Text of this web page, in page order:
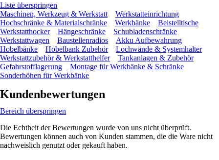
Liste überspringen
Maschinen, Werkzeug & Werkstatt
Werkstatteinrichtung
Hochschränke & Materialschränke
Werkbänke
Beistelltische
Werkstatthocker
Hängeschränke
Schubladenschränke
Werkstattwagen
Baustellenradios
Akku Aufbewahrung
Hobelbänke
Hobelbank Zubehör
Lochwände & Systemhalter
Werkstattzubehör & Werkstatthelfer
Tankanlagen & Zubehör
Gefahrstofflagerung
Montage für Werkbänke & Schränke
Sonderhöhen für Werkbänke
Kundenbewertungen
Bereich überspringen
Die Echtheit der Bewertungen wurde von uns nicht überprüft.
Bewertungen können auch von Kunden stammen, die die Ware nicht
nachweislich genutzt oder gekauft haben.